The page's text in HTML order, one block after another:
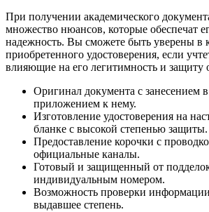
При получении академического
множество нюансов, которые обеспечат
надежность. Вы сможете быть уверены в
приобретенного удостоверения, если
влияющие на его легитимность и защиту
Оригинал документа с занесением в
приложением к нему.
Изготовление удостоверения на
бланке с высокой степенью защиты.
Предоставление корочки с
официальные каналы.
Готовый и защищенный от
индивидуальным номером.
Возможность проверки информации
выдавшее степень.